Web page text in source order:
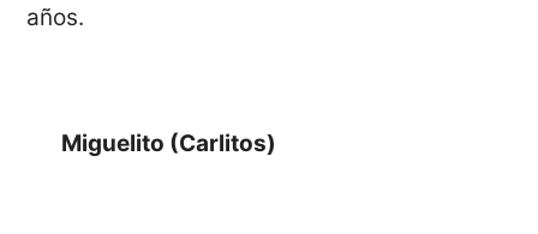
años.
Miguelito (Carlitos)